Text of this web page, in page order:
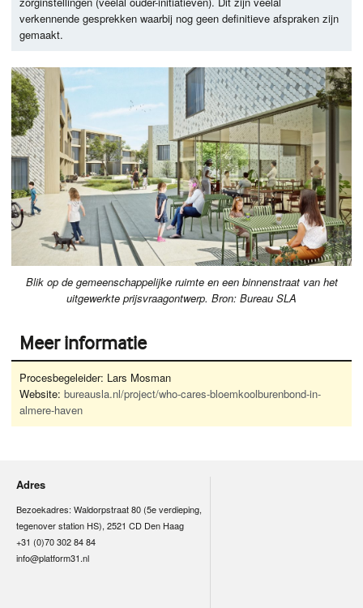
verkennende gesprekken waarbij nog geen definitieve afspraken zijn
gemaakt.
Blik op de gemeenschappelijke ruimte en een binnenstraat van het
uitgewerkte prijsvraagontwerp. Bron: Bureau SLA
Meer informatie
Procesbegeleider: Lars Mosman
Website:bureausla.nl/project/who-cares-bloemkoolburenbond-in-
almere-haven
Adres
Bezoekadres: Waldorpstraat 80 (5e verdieping,
tegenover station HS), 2521 CD Den Haag
+31 (0)70 302 84 84
info@platform31.nl